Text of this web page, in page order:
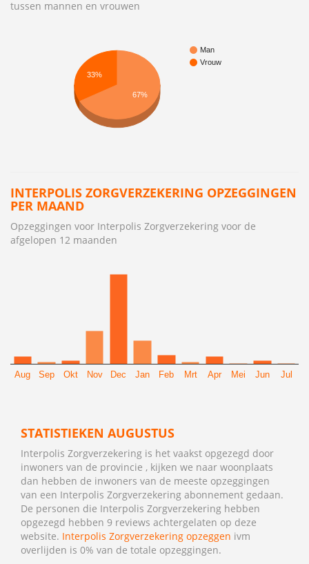
tussen mannen en vrouwen
Man
Vrouw
33%
67%
INTERPOLIS ZORGVERZEKERING OPZEGGINGEN
PER MAAND
Opzeggingen voor Interpolis Zorgverzekering voor de
afgelopen 12 maanden
Aug Sep Okt Nov Dec Jan Feb Mrt Apr Mei Jun Jul
STATISTIEKEN AUGUSTUS
Interpolis Zorgverzekering is het vaakst opgezegd door
inwoners van de provincie , kijken we naar woonplaats
dan hebben de inwoners van de meeste opzeggingen
van een Interpolis Zorgverzekering abonnement gedaan.
De personen die Interpolis Zorgverzekering hebben
opgezegd hebben 9 reviews achtergelaten op deze
website. Interpolis Zorgverzekering opzeggen ivm
overlijden is 0% van de totale opzeggingen.